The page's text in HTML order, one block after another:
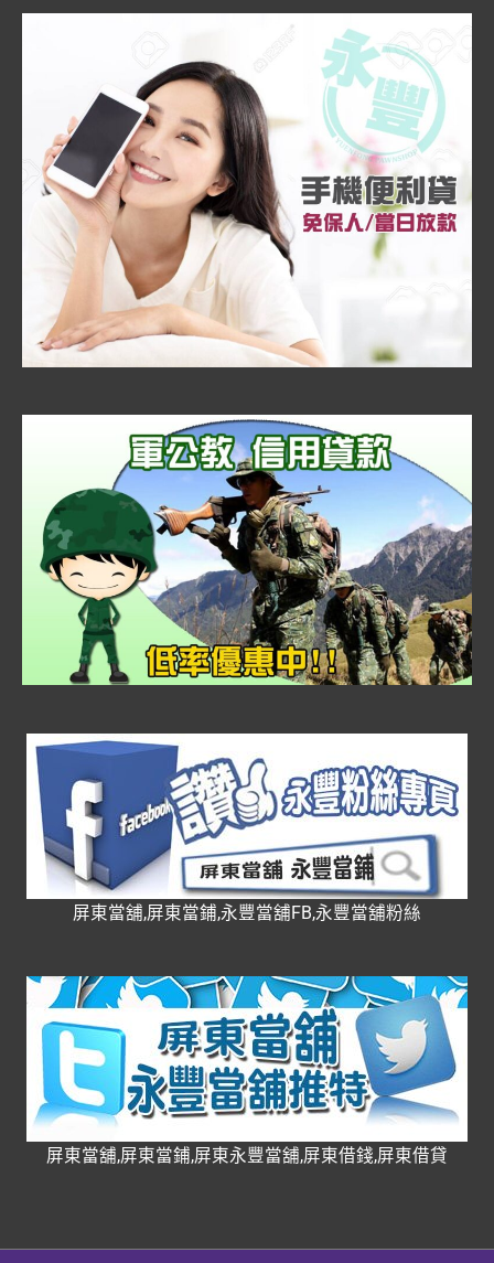
屏東當舖,屏東當鋪,永豐當舖FB,永豐當舖粉絲
屏東當舖,屏東當鋪,屏東永豐當舖,屏東借錢,屏東借貸